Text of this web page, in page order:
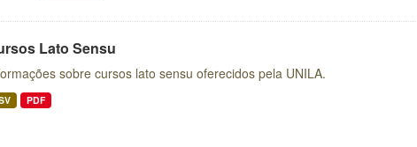
Lato Sensu
sobre cursos lato sensu oferecidos pela UNILA.
PDF